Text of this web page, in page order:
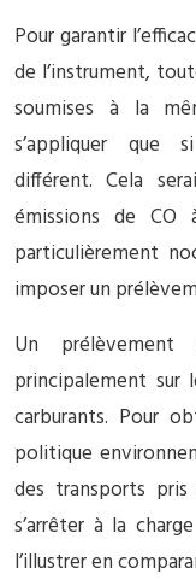
Pour garantir
de l’instrument,
soumises à la
s’appliquer que
différent. Cela
émissions de CO
particulièrement
imposer un
Un prélèvement
principalement sur
carburants. Pour
politique
des transports
s’arrêter à la
l’illustrer en